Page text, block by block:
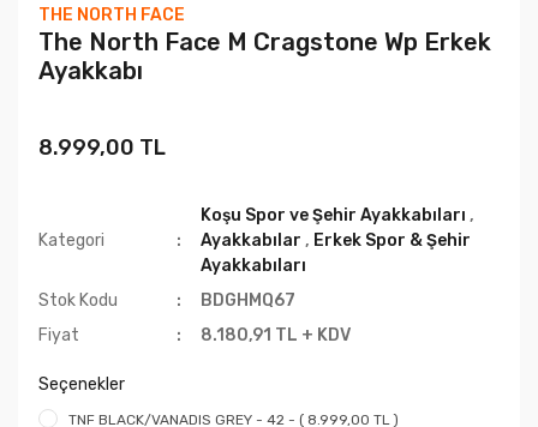
THE NORTH FACE
The North Face M Cragstone Wp Erkek
Ayakkabı
8.999,00 TL
Kategori
Koşu Spor ve Şehir Ayakkabıları ,
Ayakkabılar , Erkek Spor & Şehir
Ayakkabıları
Stok Kodu
BDGHMQ67
Fiyat
8.180,91 TL + KDV
Seçenekler
TNF BLACK/VANADIS GREY - 42 - ( 8.999,00 TL )